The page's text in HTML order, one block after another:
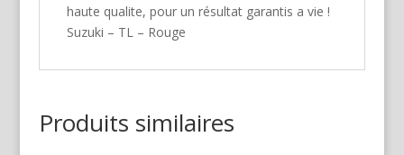
haute qualite, pour un résultat garantis a vie !
Suzuki – TL – Rouge
Produits similaires